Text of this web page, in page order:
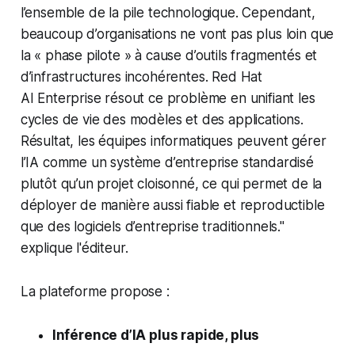
l’ensemble de la pile technologique. Cependant,
beaucoup d’organisations ne vont pas plus loin que
la « phase pilote » à cause d’outils fragmentés et
d’infrastructures incohérentes. Red Hat
AI Enterprise résout ce problème en unifiant les
cycles de vie des modèles et des applications.
Résultat, les équipes informatiques peuvent gérer
l’IA comme un système d’entreprise standardisé
plutôt qu’un projet cloisonné, ce qui permet de la
déployer de manière aussi fiable et reproductible
que des logiciels d’entreprise traditionnels."
explique l'éditeur.
La plateforme propose :
Inférence d’IA plus rapide, plus